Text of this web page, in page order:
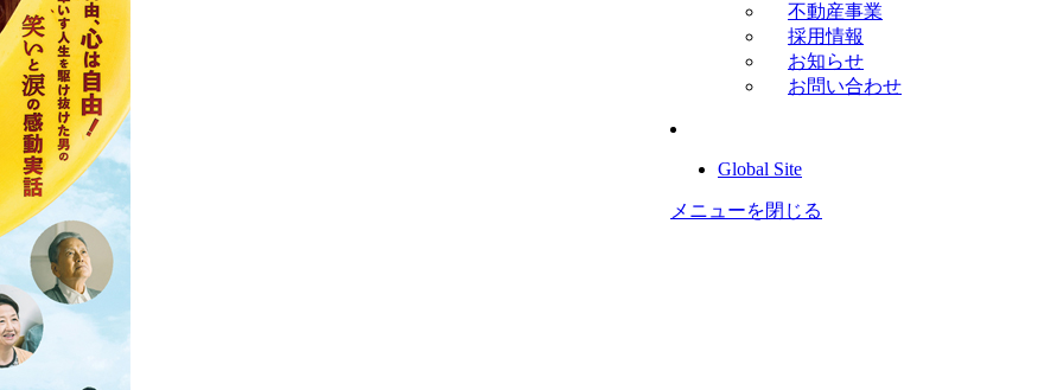
不動産事業
採用情報
お知らせ
お問い合わせ
Global Site
メニューを閉じる